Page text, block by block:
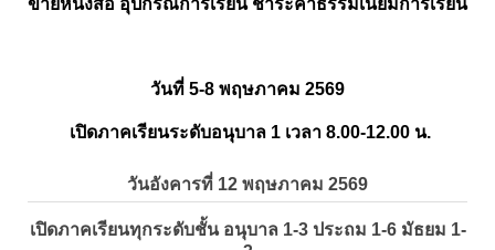
วันที่ 5-8 พฤษภาคม 2569
เปิดภาคเรียนระดับอนุบาล 1 เวลา 8.00-12.00 น.
วันอังคารที่ 12 พฤษภาคม 2569
เปิดภาคเรียนทุกระดับชั้น อนุบาล 1-3 ประถม 1-6 มัธยม 1-